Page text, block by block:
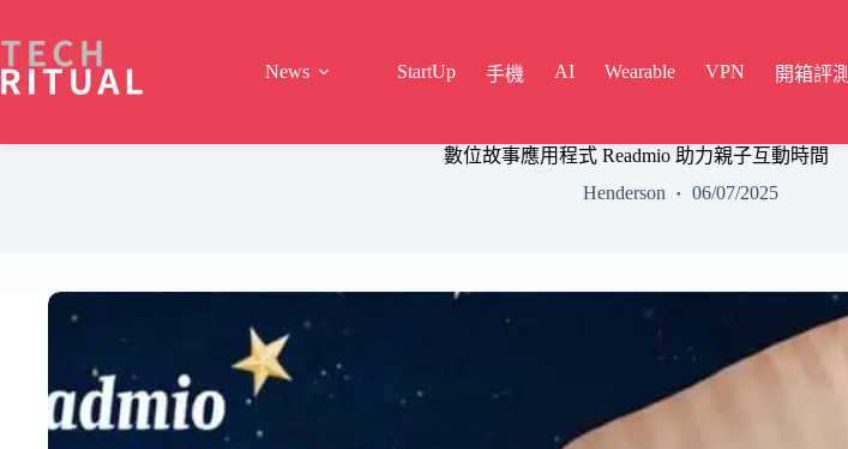
content
News
StartUp 手機 AI Wearable VPN 開箱評測
數位故事應用程式 Readmio 助力親子互動時間
Henderson
06/07/2025